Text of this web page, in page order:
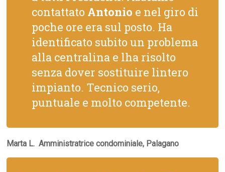
contattato Antonio e nel giro di
poche ore era sul posto. Ha
identificato subito un problema
alla centralina e lha risolto
senza dover sostituire lintero
impianto. Tecnico serio,
puntuale e molto competente.
Marta L.  Amministratrice condominiale, Palagano